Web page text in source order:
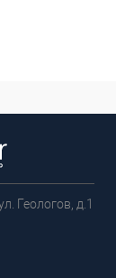
Геологов, д.1